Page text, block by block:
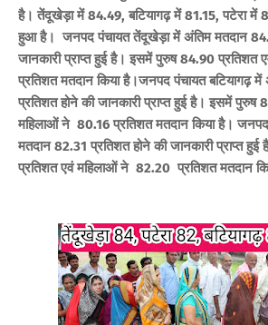
है। तेंदूखेड़ा में 84.49, बटियागढ़ में 81.15, पटेरा में
हुआ है। जनपद पंचायत तेंदूखेड़ा में अंतिम मतदान
जानकारी प्राप्त हुई है। इसमें पुरुष 84.90 प्रतिशत
प्रतिशत मतदान किया है।जनपद पंचायत बटियागढ़ में
प्रतिशत होने की जानकारी प्राप्त हुई है। इसमें पुरुष
महिलाओं ने 80.16 प्रतिशत मतदान किया है।
मतदान 82.31 प्रतिशत होने की जानकारी प्राप्त
प्रतिशत एवं महिलाओं ने 82.20 प्रतिशत मतदान